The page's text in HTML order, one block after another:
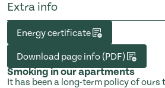
Extra info
Energy certificate
Download page info (PDF)
Smoking in our apartments
It has been a long-term policy of ours